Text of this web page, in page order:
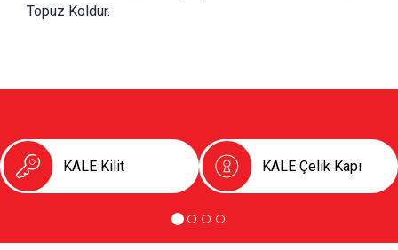
Topuz Koldur.
KALE Kilit KALE Çelik Kapı